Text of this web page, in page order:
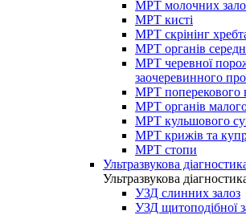
МРТ молочних
МРТ кисті
МРТ скрінінг
МРТ органів
МРТ черевної
заочеревинного
МРТ поперекового
МРТ органів
МРТ кульшового
МРТ крижів та
МРТ стопи
Ультразвукова
Ультразвукова
УЗД слинних залоз
УЗД щитоподібної